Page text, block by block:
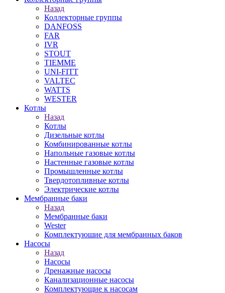
Назад
Коллекторные группы
DANFOSS
FAR
IVR
STOUT
TIEMME
UNI-FITT
VALTEC
WATTS
WESTER
Котлы
Назад
Котлы
Дизельные котлы
Комбинированные котлы
Напольные газовые котлы
Настенные газовые котлы
Промышленные котлы
Твердотопливные котлы
Электрические котлы
Мембранные баки
Назад
Мембранные баки
Wester
Комплектуюшие для мембранных баков
Насосы
Назад
Насосы
Дренажные насосы
Канализационные насосы
Комплектующие к насосам